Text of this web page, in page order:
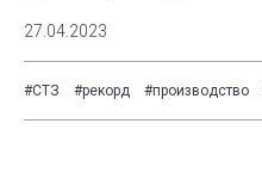
27.04.2023
#СТЗ #рекорд #производство